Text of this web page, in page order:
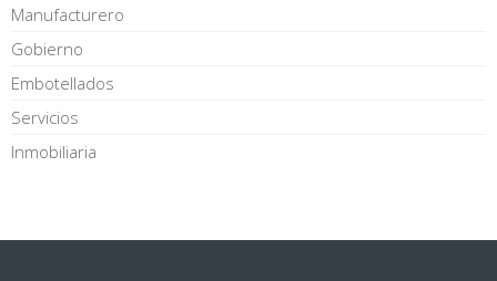
Manufacturero
Gobierno
Embotellados
Servicios
Inmobiliaria